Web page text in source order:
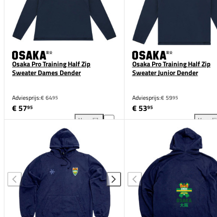
Osaka Pro Training Half Zip
Sweater Dames Dender
Adviesprijs:€ 6495
€ 5795
Vergelijk
Osaka Pro Training Half Zip Sweater Dames
Osaka Pro Training Half Zip
Sweater Junior Dender
Adviesprijs:€ 5995
€ 5395